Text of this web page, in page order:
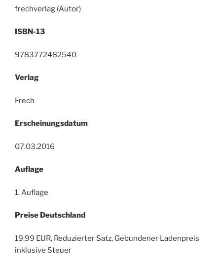
frechverlag (Autor)
ISBN-13
9783772482540
Verlag
Frech
Erscheinungsdatum
07.03.2016
Auflage
1. Auflage
Preise Deutschland
19,99 EUR, Reduzierter Satz, Gebundener Ladenpreis
inklusive Steuer